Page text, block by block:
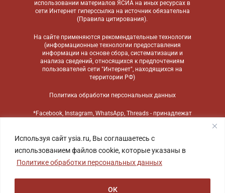
Используя сайт ysia.ru, Вы соглашаетесь с
использованием файлов cookie, которые указаны в
Политике обработки персональных данных
ОК
использовании материалов ЯСИА на иных ресурсах в
сети Интернет гиперссылка на источник обязательна
(Правила цитирования).
На сайте применяются рекомендательные технологии
(информационные технологии предоставления
информации на основе сбора, систематизации и
анализа сведений, относящихся к предпочтениям
пользователей сети "Интернет", находящихся на
территории РФ)
Политика обработки персональных данных
*Facebook, Instagram, WhatsApp, Threads - принадлежат